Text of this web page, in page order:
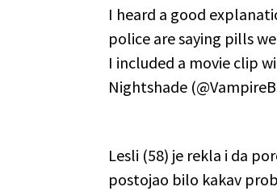
I heard a good
police are saying pills
I included a movie clip
Nightshade
Lesli (58) je rekla i da
postojao bilo kakav